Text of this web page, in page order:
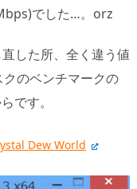
でした…。orz
した所、全く違う値
のベンチマークの
です。
Dew World